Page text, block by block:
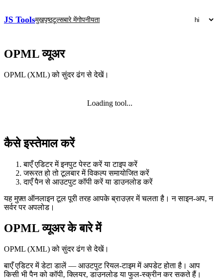
JS Toolsमुखपृष्ठटूल्सबारे मेंगोपनीयता
OPML व्यूअर
OPML (XML) को सुंदर ढंग से देखें।
Loading tool...
कैसे इस्तेमाल करें
बाएँ एडिटर में इनपुट पेस्ट करें या टाइप करें
जरूरत हो तो टूलबार में विकल्प समायोजित करें
दाएँ पैन से आउटपुट कॉपी करें या डाउनलोड करें
यह मुफ़्त ऑनलाइन टूल पूरी तरह आपके ब्राउज़र में चलता है। न साइन‑अप, न
सर्वर पर अपलोड।
OPML व्यूअर के बारे में
OPML (XML) को सुंदर ढंग से देखें।
बाएँ एडिटर में डेटा डालें — आउटपुट रियल‑टाइम में अपडेट होता है। आप
किसी भी पैन को कॉपी, क्लियर, डाउनलोड या फुल‑स्क्रीन कर सकते हैं।